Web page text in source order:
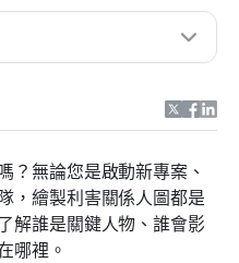
？無論您是啟動新專案、
，繪製利害關係人圖都是
解誰是關鍵人物、誰會影
哪裡。
重要
模型
人映射的最佳平台